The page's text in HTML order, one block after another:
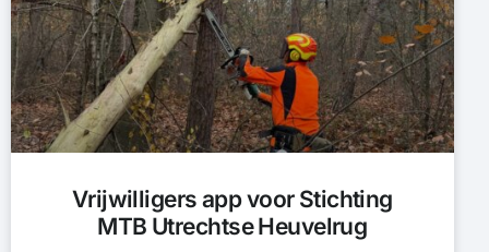
Vrijwilligers app voor Stichting
MTB Utrechtse Heuvelrug